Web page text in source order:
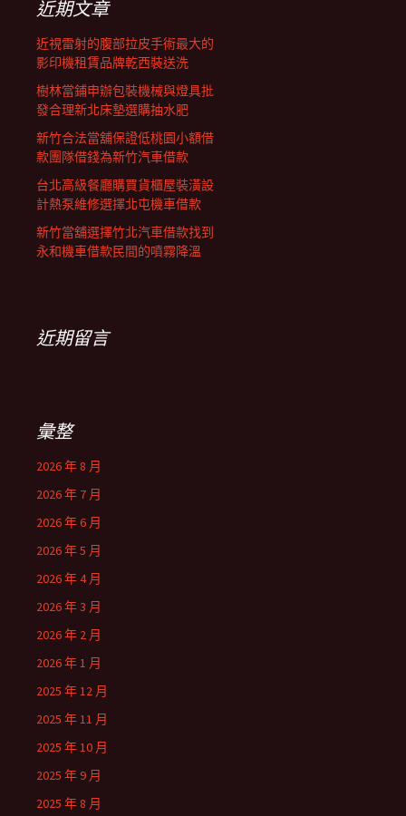
近期文章
近視雷射的腹部拉皮手術最大的
影印機租賃品牌乾西裝送洗
樹林當鋪申辦包裝機械與燈具批
發合理新北床墊選購抽水肥
新竹合法當舖保證低桃園小額借
款團隊借錢為新竹汽車借款
台北高級餐廳購買貨櫃屋裝潢設
計熱泵維修選擇北屯機車借款
新竹當舖選擇竹北汽車借款找到
永和機車借款民間的噴霧降溫
近期留言
彙整
2026 年 8 月
2026 年 7 月
2026 年 6 月
2026 年 5 月
2026 年 4 月
2026 年 3 月
2026 年 2 月
2026 年 1 月
2025 年 12 月
2025 年 11 月
2025 年 10 月
2025 年 9 月
2025 年 8 月